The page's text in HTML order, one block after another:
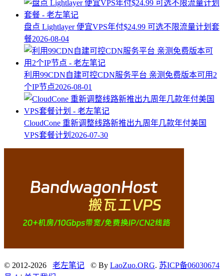
盘点 Lightlayer 便宜VPS年付$24.99 可选不限流量计划套
餐2026-08-04
利用99CDN自建可控CDN服务平台 亲测免费版本可用2
个IP节点2026-08-01
CloudCone 重新调整线路新推出九周年几款年付美国
VPS套餐计划 2026-07-30
© 2012-2026 老左笔记 © By LaoZuo.ORG. 苏ICP备06030674